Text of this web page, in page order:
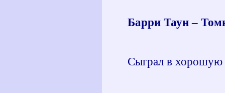
Барри Таун –
Сыграл в хорошую